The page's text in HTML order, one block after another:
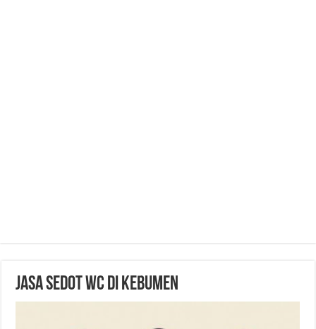
Jasa Sedot WC di Kebumen